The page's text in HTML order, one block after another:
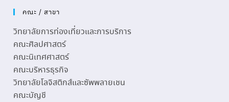
คณะ / สาขา
วิทยาลัยการท่องเที่ยวและการบริการ
คณะศิลปศาสตร์
คณะนิเทศศาสตร์
คณะบริหารธุรกิจ
วิทยาลัยโลจิสติกส์และซัพพลายเชน
คณะบัญชี